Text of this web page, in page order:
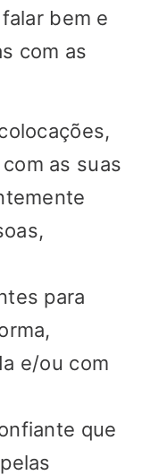
bem e
com as
as suas
para
e/ou com
que